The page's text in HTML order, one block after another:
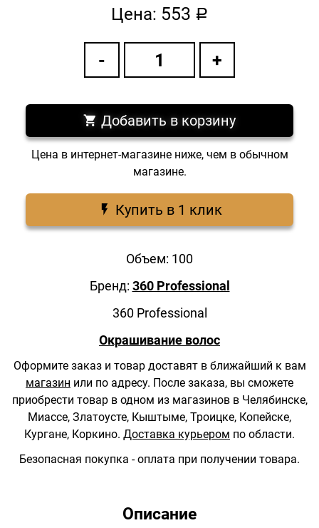
Цена: 553 a
Добавить в корзину
Цена в интернет-магазине ниже, чем в обычном
магазине.
Купить в 1 клик
Объем: 100
Бренд: 360 Professional
360 Professional
Окрашивание волос
Оформите заказ и товар доставят в ближайший к вам
магазин или по адресу. После заказа, вы сможете
приобрести товар в одном из магазинов в Челябинске,
Миассе, Златоусте, Кыштыме, Троицке, Копейске,
Кургане, Коркино. Доставка курьером по области.
Безопасная покупка - оплата при получении товара.
Описание